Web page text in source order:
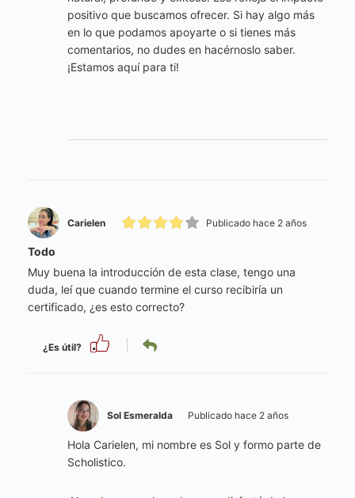
positivo que buscamos ofrecer. Si hay algo más
en lo que podamos apoyarte o si tienes más
comentarios, no dudes en hacérnoslo saber.
¡Estamos aquí para ti!
Carielen Publicado hace 2 años
Todo
Muy buena la introducción de esta clase, tengo una
duda, leí que cuando termine el curso recibiría un
certificado, ¿es esto correcto?
¿Es útil?
Sol Esmeralda Publicado hace 2 años
Hola Carielen, mi nombre es Sol y formo parte de
Scholistico.